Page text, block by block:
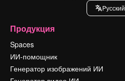
Pусский
Продукция
Spaces
ИИ-помощник
Генератор изображений ИИ